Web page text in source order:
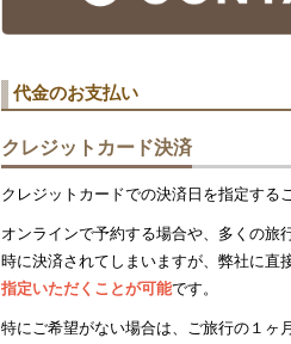
代金のお支払い
クレジットカード決済
クレジットカードでの決済日を指定する
オンラインで予約する場合や、多くの旅
時に決済されてしまいますが、弊社に直
指定いただくことが可能です。
特にご希望がない場合は、ご旅行の１ヶ